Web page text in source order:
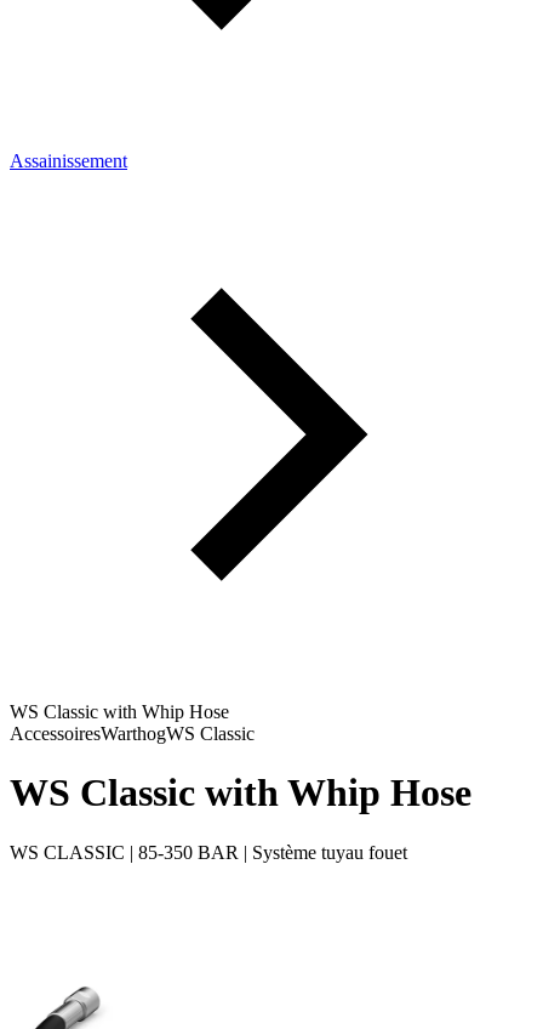
Assainissement
WS Classic with Whip Hose
AccessoiresWarthogWS Classic
WS Classic with Whip Hose
WS CLASSIC | 85-350 BAR | Système tuyau fouet